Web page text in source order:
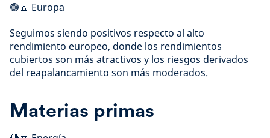
🟢🔼 Europa
Seguimos siendo positivos respecto al alto
rendimiento europeo, donde los rendimientos
cubiertos son más atractivos y los riesgos derivados
del reapalancamiento son más moderados.
Materias primas